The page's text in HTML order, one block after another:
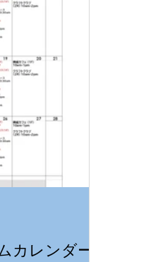
カレンダー